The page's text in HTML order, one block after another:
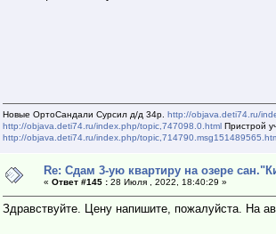
Новые ОртоСандали Сурсил д/д 34р. http://objava.deti74.ru/
http://objava.deti74.ru/index.php/topic,747098.0.htmlПристрой
http://objava.deti74.ru/index.php/
Re: Сдам 3-ую квартиру на озере
« Ответ #145 :28 Июля , 2022, 18:40:29 »
Здравствуйте. Цену напишите, пожалуйста. На